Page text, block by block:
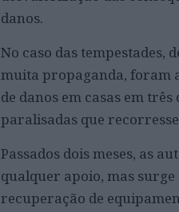
danos.
No caso das tempestades,
muita propaganda, foram
de danos em casas em
paralisadas que
Passados dois meses, as
qualquer apoio, mas
recuperação de